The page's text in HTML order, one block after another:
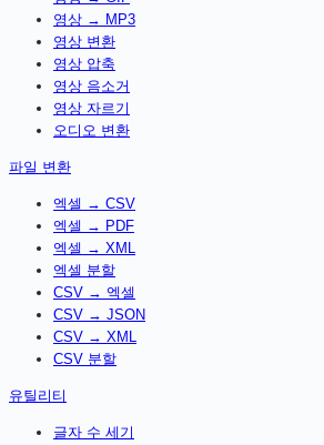
영상 → MP3
영상 변환
영상 압축
영상 음소거
영상 자르기
오디오 변환
파일 변환
엑셀 → CSV
엑셀 → PDF
엑셀 → XML
엑셀 분할
CSV → 엑셀
CSV → JSON
CSV → XML
CSV 분할
유틸리티
글자 수 세기